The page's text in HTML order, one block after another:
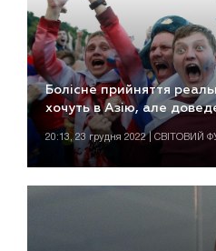
Болісне прийняття
хочуть в Азію, але
20:13, 23 грудня 2022 | СВІТОВИЙ